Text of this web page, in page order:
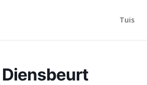
Tuis
Diensbeurt